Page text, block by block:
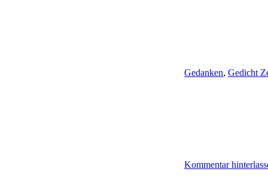
Gedanken, Gedicht
Kommentar